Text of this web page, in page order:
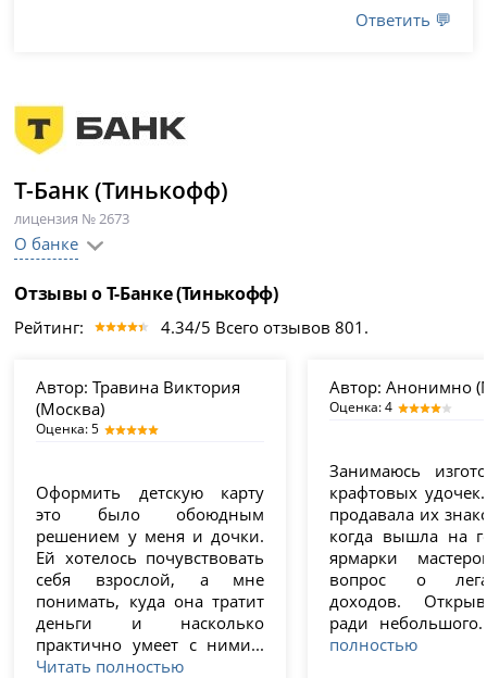
Ответить 💬
Т-Банк (Тинькофф)
лицензия № 2673
О банке
Отзывы о Т-Банке (Тинькофф)
Рейтинг: 4.34/5 Всего отзывов 801.
Автор: Травина Виктория
(Москва)
Оценка: 5
Оформить детскую карту
это было обоюдным
решением у меня и дочки.
Ей хотелось почувствовать
себя взрослой, а мне
понимать, куда она тратит
деньги и насколько
практично умеет с ними...
Читать полностью
Автор: Анонимно
Оценка: 4
Занимаюсь
крафтовых
продавала их
когда вышла на
ярмарки
вопрос о
доходов.
ради
полностью